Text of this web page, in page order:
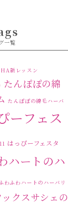
1月
月(1)
月(4)
月(2)
9月
5月(6)
一覧
新レッスン
たんぽぽの綿
たんぽぽの綿毛ハーバ
ーフェス
はっぴーフェスタ
ハートのハ
わふわハートのハーバリ
クスサシェの